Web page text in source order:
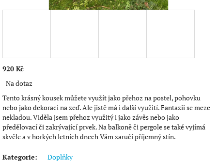
920 Kč
cena:
Na dotaz
Tento krásný kousek můžete využít jako přehoz na postel, pohovku
nebo jako dekoraci na zeď. Ale jistě má i další využití. Fantazii se meze
nekladou. Viděla jsem přehoz využitý i jako závěs nebo jako
předělovací či zakrývající prvek. Na balkoně či pergole se také vyjímá
skvěle a v horkých letních dnech Vám zaručí příjemný stín.
Kategorie:
Doplňky